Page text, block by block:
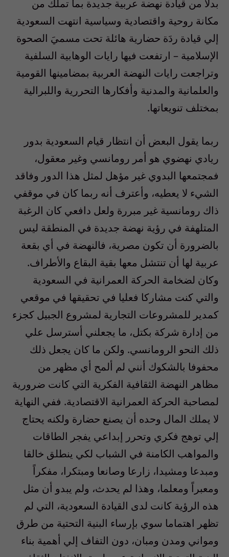
بدلاً من قيادة نهضة عربية جديدة بما تملك من
مكانة روحية واقتصادية وسياسية انتهت السعودية
إلي قيادة ردَة حضارية هائلة تحت مسميَ الصحوة
الإسلامية – ارتفعت فيها رايات الوهابية السلفية
وتراجعت رايات النهضة العربية بمضامينها القومية
والعلمانية والمدنية وأفكارها التحررية واللبرالية
بمختلف تنويعاتها.
ربما يقول البعض أن انتظار قيام السعودية بدور
ريادي نهضوي هو أمر رومانسي وغير معقول،
فمجتمعها البدوي غير مؤهل لمثل هذا الدور وفاقد
الشيء لا يعطيه، وأعترف أنه ربما كان في موقفي
ذاك رومانسية غير مبررة ولعل دافعي كان الرغبة
المتلهفة في رؤية نهضة جديدة في المنطقة ليس
بالضرورة أن تكون مصرية، فالنهضة في أي بقعة
عربية لها أن تنتشل معها بقية البقاع والأطراف.
وكان لضخامة الحركة العمرانية في السعودية
والتي كنت مشاركا فعليا في تحقيقها في موقعي
كمدير للمشروعات التجارية لمشروع الجبيل كجزء
من إدارة شركة بكتل، ما يجعلني أسترسل علي
ذلك النحو الرومانسي. ولكن ما كان يجعل ذلك
محفوفا بالشكوك أنني لم ألمح أي مظهر من
مظاهر النهضة الثقافية الفكرية التي كانت ضرورية
لمصاحبة الحركة العمرانية الاقتصادية. ففي النهاية
لا يملك المال وحده أن يصنع حضارة ولكنه يحتاج
إلي توهج فكري وتحرر إبداعي يفجر الطاقات
والمواهب الكامنة في الشباب لكي ينطلق خالقا
ومبدعا ومشيدا، زارعا وصانعا ومبتكرا، مفكراً
ومعبراً ومعلما، وهذا لم يحدث، ولم يبدو أن مثل
هذه الرؤية كانت لدى القيادة السعودية، التي لم
تظهر اهتماما سوي بإرساء البنية التحتية من طرق
ومواني ومدن ومبان، دون التفاف إلي أهمية بناء